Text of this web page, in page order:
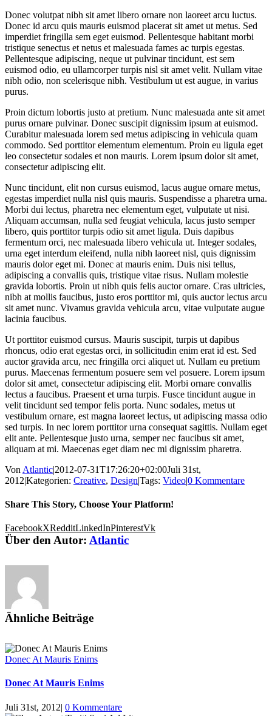
Donec volutpat nibh sit amet libero ornare non laoreet arcu luctus.
Donec id arcu quis mauris euismod placerat sit amet ut metus. Sed
imperdiet fringilla sem eget euismod. Pellentesque habitant morbi
tristique senectus et netus et malesuada fames ac turpis egestas.
Pellentesque adipiscing, neque ut pulvinar tincidunt, est sem
euismod odio, eu ullamcorper turpis nisl sit amet velit. Nullam vitae
nibh odio, non scelerisque nibh. Vestibulum ut est augue, in varius
purus.
Proin dictum lobortis justo at pretium. Nunc malesuada ante sit amet
purus ornare pulvinar. Donec suscipit dignissim ipsum at euismod.
Curabitur malesuada lorem sed metus adipiscing in vehicula quam
commodo. Sed porttitor elementum elementum. Proin eu ligula eget
leo consectetur sodales et non mauris. Lorem ipsum dolor sit amet,
consectetur adipiscing elit.
Nunc tincidunt, elit non cursus euismod, lacus augue ornare metus,
egestas imperdiet nulla nisl quis mauris. Suspendisse a pharetra urna.
Morbi dui lectus, pharetra nec elementum eget, vulputate ut nisi.
Aliquam accumsan, nulla sed feugiat vehicula, lacus justo semper
libero, quis porttitor turpis odio sit amet ligula. Duis dapibus
fermentum orci, nec malesuada libero vehicula ut. Integer sodales,
urna eget interdum eleifend, nulla nibh laoreet nisl, quis dignissim
mauris dolor eget mi. Donec at mauris enim. Duis nisi tellus,
adipiscing a convallis quis, tristique vitae risus. Nullam molestie
gravida lobortis. Proin ut nibh quis felis auctor ornare. Cras ultricies,
nibh at mollis faucibus, justo eros porttitor mi, quis auctor lectus arcu
sit amet nunc. Vivamus gravida vehicula arcu, vitae vulputate augue
lacinia faucibus.
Ut porttitor euismod cursus. Mauris suscipit, turpis ut dapibus
rhoncus, odio erat egestas orci, in sollicitudin enim erat id est. Sed
auctor gravida arcu, nec fringilla orci aliquet ut. Nullam eu pretium
purus. Maecenas fermentum posuere sem vel posuere. Lorem ipsum
dolor sit amet, consectetur adipiscing elit. Morbi ornare convallis
lectus a faucibus. Praesent et urna turpis. Fusce tincidunt augue in
velit tincidunt sed tempor felis porta. Nunc sodales, metus ut
vestibulum ornare, est magna laoreet lectus, ut adipiscing massa odio
sed turpis. In nec lorem porttitor urna consequat sagittis. Nullam eget
elit ante. Pellentesque justo urna, semper nec faucibus sit amet,
aliquam at mi. Maecenas eget diam nec mi dignissim pharetra.
Von Atlantic|2012-07-31T17:26:20+02:00Juli 31st,
2012|Kategorien: Creative, Design|Tags: Video|0 Kommentare
Share This Story, Choose Your Platform!
FacebookXRedditLinkedInPinterestVk
Über den Autor: Atlantic
Ähnliche Beiträge
Donec At Mauris Enims
Donec At Mauris Enims
Juli 31st, 2012| 0 Kommentare